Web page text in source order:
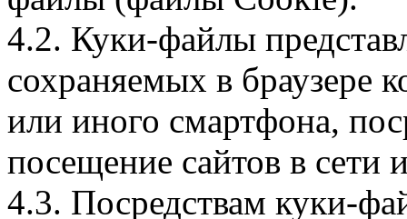
4.2. Куки-файлы
сохраняемых в браузере
или иного смартфона,
посещение сайтов в сети
4.3. Посредствам куки-